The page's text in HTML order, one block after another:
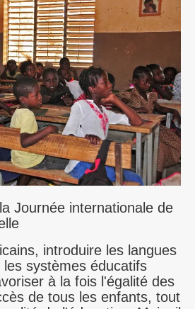
Journée internationale de
introduire les langues
systèmes éducatifs
à la fois l'égalité des
de tous les enfants, tout